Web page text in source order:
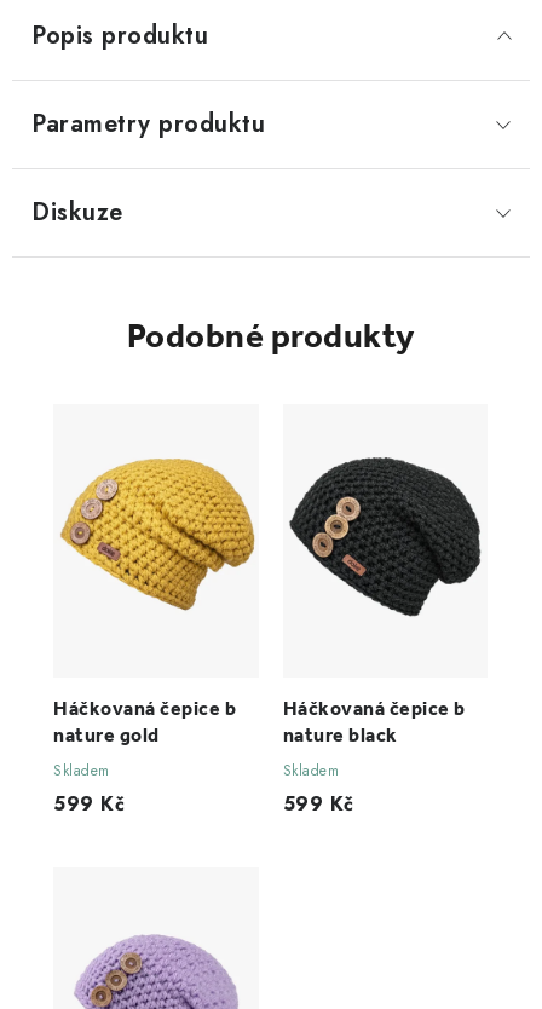
Popis produktu
Parametry produktu
Diskuze
Podobné produkty
Háčkovaná čepice b
nature gold
Skladem
599 Kč
Háčkovaná čepice b
nature black
Skladem
599 Kč